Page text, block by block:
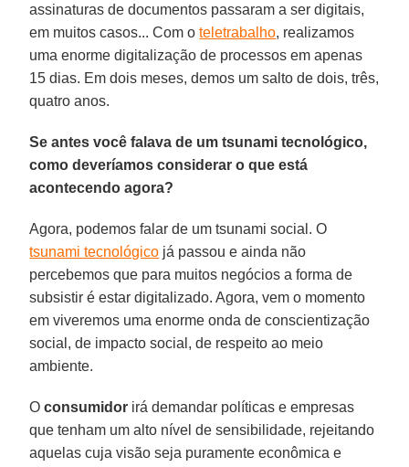
assinaturas de documentos passaram a ser digitais,
em muitos casos... Com oteletrabalho, realizamos
uma enorme digitalização de processos em apenas
15 dias. Em dois meses, demos um salto de dois, três,
quatro anos.
Se antes você falava de um tsunami tecnológico,
como deveríamos considerar o que está
acontecendo agora?
Agora, podemos falar de um tsunami social. O
tsunami tecnológico já passou e ainda não
percebemos que para muitos negócios a forma de
subsistir é estar digitalizado. Agora, vem o momento
em viveremos uma enorme onda de conscientização
social, de impacto social, de respeito ao meio
ambiente.
Oconsumidor irá demandar políticas e empresas
que tenham um alto nível de sensibilidade, rejeitando
aquelas cuja visão seja puramente econômica e